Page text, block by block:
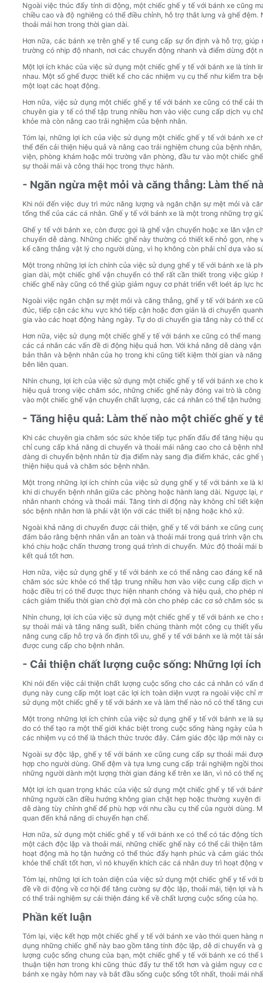
Ngoài việc thúc đẩy tính di động, một chiếc ghế y tế với bánh xe cũng
chiều cao và độ nghiêng có thể điều chỉnh, hỗ trợ thắt lưng và ghế
thoải mái hơn trong thời gian dài.
Hơn nữa, các bánh xe trên ghế y tế cung cấp sự ổn định và hỗ trợ,
trường có nhịp độ nhanh, nơi các chuyển động nhanh và điểm dừng đột
Một lợi ích khác của việc sử dụng một chiếc ghế y tế với bánh xe là tính
nhau. Một số ghế được thiết kế cho các nhiệm vụ cụ thể như kiểm tra
một loạt các hoạt động.
Hơn nữa, việc sử dụng một chiếc ghế y tế với bánh xe cũng có thể cải
chuyên gia y tế có thể tập trung nhiều hơn vào việc cung cấp dịch vụ
khỏe mà còn nâng cao trải nghiệm của bệnh nhân.
Tóm lại, những lợi ích của việc sử dụng một chiếc ghế y tế với bánh xe
thể đến cải thiện hiệu quả và nâng cao trải nghiệm chung của bệnh
viện, phòng khám hoặc môi trường văn phòng, đầu tư vào một chiếc
sự thoải mái và công thái học trong thực hành.
- Ngăn ngừa mệt mỏi và căng thẳng: Làm thế
Khi nói đến việc duy trì mức năng lượng và ngăn chặn sự mệt mỏi và
tổng thể của các cá nhân. Ghế y tế với bánh xe là một trong những trợ
Ghế y tế với bánh xe, còn được gọi là ghế vận chuyển hoặc xe lăn
chuyển dễ dàng. Những chiếc ghế này thường có thiết kế nhỏ gọn,
kể căng thẳng vật lý cho người dùng, vì họ không còn phải chỉ dựa vào
Một trong những lợi ích chính của việc sử dụng ghế y tế với bánh xe là
gian dài, một chiếc ghế vận chuyển có thể rất cần thiết trong việc
chiếc ghế này cũng có thể giúp giảm nguy cơ phát triển vết loét áp lực
Ngoài việc ngăn chặn sự mệt mỏi và căng thẳng, ghế y tế với bánh xe
đúc, tiếp cận các khu vực khó tiếp cận hoặc đơn giản là di chuyển
gia vào các hoạt động hàng ngày. Tự do di chuyển gia tăng này có
Hơn nữa, việc sử dụng một chiếc ghế y tế với bánh xe cũng có thể
các cá nhân các vấn đề di động hiệu quả hơn. Với khả năng dễ dàng
bản thân và bệnh nhân của họ trong khi cũng tiết kiệm thời gian và
bên liên quan.
Nhìn chung, lợi ích của việc sử dụng một chiếc ghế y tế với bánh xe
hiệu quả trong việc chăm sóc, những chiếc ghế này đóng vai trò là
vào một chiếc ghế vận chuyển chất lượng, các cá nhân có thể tận
- Tăng hiệu quả: Làm thế nào một chiếc ghế y
Khi các chuyên gia chăm sóc sức khỏe tiếp tục phấn đấu để tăng hiệu
chỉ cung cấp khả năng di chuyển và thoải mái nâng cao cho cả bệnh
dàng di chuyển bệnh nhân từ địa điểm này sang địa điểm khác, các
thiện hiệu quả và chăm sóc bệnh nhân.
Một trong những lợi ích chính của việc sử dụng ghế y tế với bánh xe là
khi di chuyển bệnh nhân giữa các phòng hoặc hành lang dài. Ngược
nhân nhanh chóng và thoải mái. Tăng tính di động này không chỉ tiết
sóc bệnh nhân hơn là phải vật lộn với các thiết bị nặng hoặc khó xử.
Ngoài khả năng di chuyển được cải thiện, ghế y tế với bánh xe cũng
đảm bảo rằng bệnh nhân vẫn an toàn và thoải mái trong quá trình vận
khó chịu hoặc chấn thương trong quá trình di chuyển. Mức độ thoải mái
kết quả tốt hơn.
Hơn nữa, việc sử dụng ghế y tế với bánh xe có thể nâng cao đáng kể
chăm sóc sức khỏe có thể tập trung nhiều hơn vào việc cung cấp dịch
hoặc điều trị có thể được thực hiện nhanh chóng và hiệu quả, cho phép
cách giảm thiểu thời gian chờ đợi mà còn cho phép các cơ sở chăm sóc
Nhìn chung, lợi ích của việc sử dụng một chiếc ghế y tế với bánh xe
sự thoải mái và tăng năng suất, biến chúng thành một công cụ thiết
năng cung cấp hỗ trợ và ổn định tối ưu, ghế y tế với bánh xe là một tài
được cung cấp cho bệnh nhân.
- Cải thiện chất lượng cuộc sống: Những lợi
Khi nói đến việc cải thiện chất lượng cuộc sống cho các cá nhân có
dụng này cung cấp một loạt các lợi ích toàn diện vượt ra ngoài việc chỉ
sử dụng một chiếc ghế y tế với bánh xe và làm thế nào nó có thể tăng
Một trong những lợi ích chính của việc sử dụng ghế y tế với bánh xe là
do có thể tạo ra một thế giới khác biệt trong cuộc sống hàng ngày của
các nhiệm vụ có thể là thách thức trước đây. Cảm giác độc lập mới này
Ngoài sự độc lập, ghế y tế với bánh xe cũng cung cấp sự thoải mái
hợp cho người dùng. Ghế đệm và tựa lưng cung cấp trải nghiệm ngồi
những người dành một lượng thời gian đáng kể trên xe lăn, vì nó có thể
Một lợi ích quan trọng khác của việc sử dụng một chiếc ghế y tế với
những người cần điều hướng không gian chật hẹp hoặc thường xuyên
dễ dàng tùy chỉnh ghế để phù hợp với nhu cầu cụ thể của người dùng.
quan đến khả năng di chuyển hạn chế.
Hơn nữa, sử dụng một chiếc ghế y tế với bánh xe có thể có tác động
một cách độc lập và thoải mái, những chiếc ghế này có thể cải thiện
hoạt động mà họ tận hưởng có thể thúc đẩy hạnh phúc và cảm giác
khỏe thể chất tốt hơn, vì nó khuyến khích các cá nhân duy trì hoạt động
Tóm lại, những lợi ích toàn diện của việc sử dụng một chiếc ghế y tế
đề về di động về cơ hội để tăng cường sự độc lập, thoải mái, tiện lợi và
có thể trải nghiệm sự cải thiện đáng kể về chất lượng cuộc sống của họ.
Phần kết luận
Tóm lại, việc kết hợp một chiếc ghế y tế với bánh xe vào thói quen
dụng những chiếc ghế này bao gồm tăng tính độc lập, dễ di chuyển và
lượng cuộc sống chung của bạn, một chiếc ghế y tế với bánh xe có
thuận tiện hơn trong khi cũng thúc đẩy tư thế tốt hơn và giảm nguy cơ
bánh xe ngày hôm nay và bắt đầu sống cuộc sống tốt nhất, thoải mái